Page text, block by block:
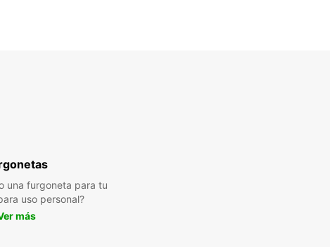
una furgoneta para tu
uso personal?
más